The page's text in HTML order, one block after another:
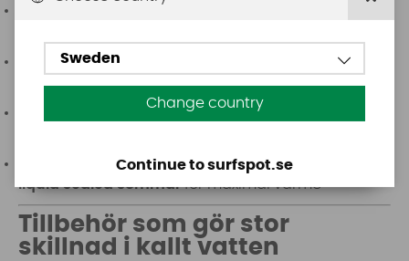
Blindstitched: tätare sömmar utan genomgående
GBS (glued & blindstitched) : limmade och
Premiumvåtdräkter har dessutomtejpade eller
liquid sealed sömmarför maximal värme
Tillbehör som gör stor
skillnad i kallt vatten
Sweden
Change country
Continue to surfspot.se